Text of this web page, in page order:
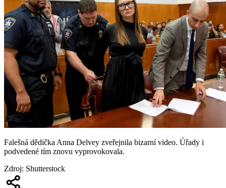
Falešná dědička Anna Delvey zveřejnila bizarní video. Úřady i
podvedené tím znovu vyprovokovala.
Zdroj: Shutterstock